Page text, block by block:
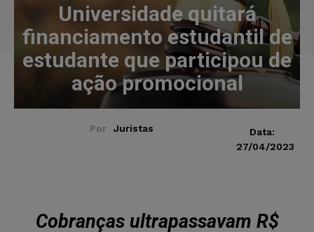
Universidade quitará
financiamento estudantil de
estudante que participou de
ação promocional
Por Juristas
Data:
27/04/2023
Cobranças ultrapassavam R$